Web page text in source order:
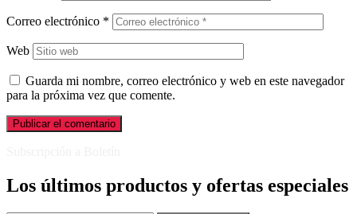
Correo electrónico *
Web
Guarda mi nombre, correo electrónico y web en este navegador
para la próxima vez que comente.
Los últimos productos y ofertas especiales